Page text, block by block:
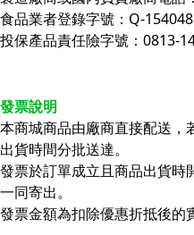
食品業者登錄字號：Q-
投保產品責任險字號：0813-
發票說明
本商城商品由廠商直接配送，
出貨時間分批送達。
發票於訂單成立且商品出貨時
一同寄出。
發票金額為扣除優惠折抵後的